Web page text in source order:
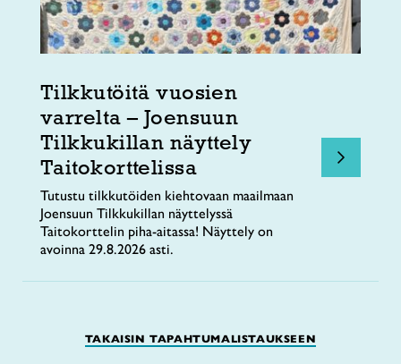
Tilkkutöitä vuosien
varrelta – Joensuun
Tilkkukillan näyttely
Taitokorttelissa
Tutustu tilkkutöiden kiehtovaan maailmaan
Joensuun Tilkkukillan näyttelyssä
Taitokorttelin piha-aitassa! Näyttely on
avoinna 29.8.2026 asti.
TAKAISIN TAPAHTUMALISTAUKSEEN